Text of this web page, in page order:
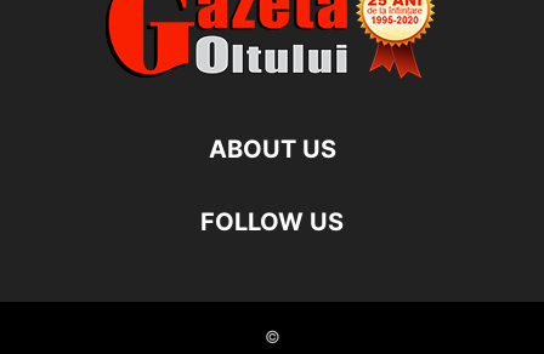
ABOUT US
FOLLOW US
©